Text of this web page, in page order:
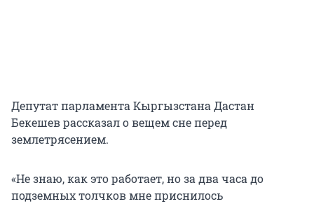
Депутат парламента Кыргызстана Дастан
Бекешев рассказал о вещем сне перед
землетрясением.
«Не знаю, как это работает, но за два часа до
подземных толчков мне приснилось